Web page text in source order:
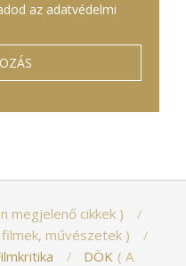
az adatvédelmi
megjelenő cikkek
művészetek
DÖK
A